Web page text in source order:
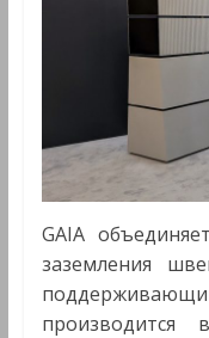
GAIA
заземления
производится